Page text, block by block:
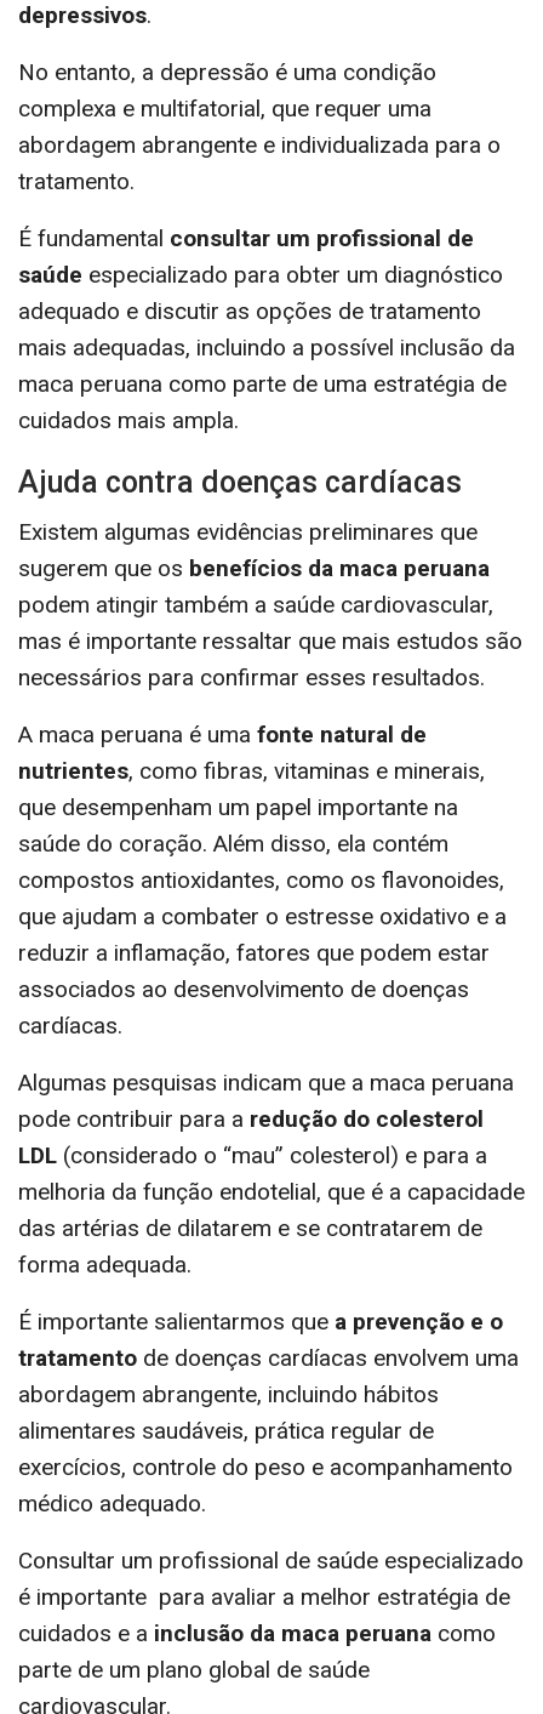
depressivos.
No entanto, a depressão é uma condição
complexa e multifatorial, que requer uma
abordagem abrangente e individualizada para o
tratamento.
É fundamental consultar um profissional de
saúde especializado para obter um diagnóstico
adequado e discutir as opções de tratamento
mais adequadas, incluindo a possível inclusão da
maca peruana como parte de uma estratégia de
cuidados mais ampla.
Ajuda contra doenças cardíacas
Existem algumas evidências preliminares que
sugerem que os benefícios da maca peruana
podem atingir também a saúde cardiovascular,
mas é importante ressaltar que mais estudos são
necessários para confirmar esses resultados.
A maca peruana é uma fonte natural de
nutrientes, como fibras, vitaminas e minerais,
que desempenham um papel importante na
saúde do coração. Além disso, ela contém
compostos antioxidantes, como os flavonoides,
que ajudam a combater o estresse oxidativo e a
reduzir a inflamação, fatores que podem estar
associados ao desenvolvimento de doenças
cardíacas.
Algumas pesquisas indicam que a maca peruana
pode contribuir para a redução do colesterol
LDL (considerado o “mau” colesterol) e para a
melhoria da função endotelial, que é a capacidade
das artérias de dilatarem e se contratarem de
forma adequada.
É importante salientarmos que a prevenção e o
tratamento de doenças cardíacas envolvem uma
abordagem abrangente, incluindo hábitos
alimentares saudáveis, prática regular de
exercícios, controle do peso e acompanhamento
médico adequado.
Consultar um profissional de saúde especializado
é importante para avaliar a melhor estratégia de
cuidados e a inclusão da maca peruana como
parte de um plano global de saúde
cardiovascular.